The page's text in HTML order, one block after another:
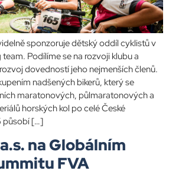
sponzoruje dětský oddíl cyklistů v
Podílíme se na rozvoji klubu a
dovedností jeho nejmenších členů.
nadšených bikerů, který se
maratonových, půlmaratonových a
horských kol po celé České
působí […]
na Globálním
FVA